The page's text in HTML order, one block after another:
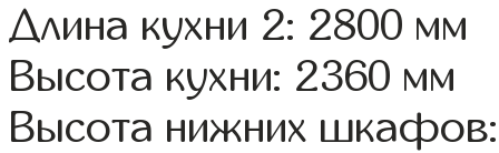
Длина кухни 2: 2800 мм
Высота кухни: 2360 мм
Высота нижних